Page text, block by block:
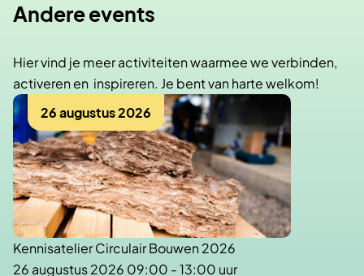
Andere events
Hier vind je meer activiteiten waarmee we verbinden,
activeren en inspireren. Je bent van harte welkom!
26 augustus 2026
Kennisatelier Circulair Bouwen 2026
26 augustus 2026 09:00 - 13:00 uur